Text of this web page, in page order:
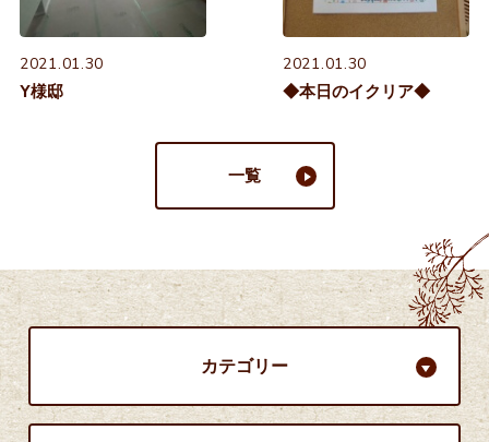
2021.01.30
Y様邸
2021.01.30
◆本日のイクリア◆
一覧
カテゴリー